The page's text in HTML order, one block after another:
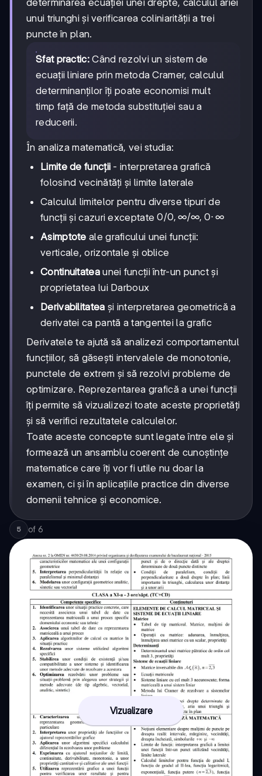
unui triunghi și verificarea coliniarității a trei
puncte în plan.
Sfat practic:Când rezolvi un sistem de
ecuații liniare prin metoda Cramer, calculul
determinanților îți poate economisi mult
timp față de metoda substituției sau a
reducerii.
În analiza matematică, vei studia:
Limite de funcții - interpretarea grafică
folosind vecinătăți și limite laterale
Calculul limitelor pentru diverse tipuri de
funcții și cazuri exceptate0/0,
∞,
0·∞
0/0, ∞/∞, 0⋅ ∞
Asimptote ale graficului unei funcții:
verticale, orizontale și oblice
Continuitateaunei funcții într-un punct și
proprietatea lui Darboux
Derivabilitatea și interpretarea geometrică a
derivatei ca pantă a tangentei la grafic
Derivatele te ajută să analizezi comportamentul
funcțiilor, să găsești intervalele de monotonie,
punctele de extrem și să rezolvi probleme de
optimizare. Reprezentarea grafică a unei funcții
îți permite să vizualizezi toate aceste proprietăți
și să verifici rezultatele calculelor.
Toate aceste concepte sunt legate între ele și
formează un ansamblu coerent de cunoștințe
matematice care îți vor fi utile nu doar la
examen, ci și în aplicațiile practice din diverse
domenii tehnice și economice.
5 of 6
Vizualizare